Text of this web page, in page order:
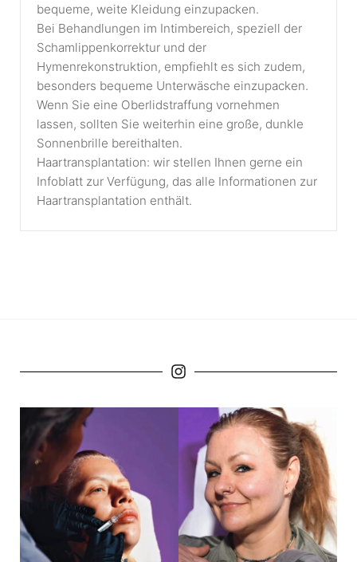
bequeme, weite Kleidung einzupacken.
Bei Behandlungen im Intimbereich, speziell der
Schamlippenkorrektur und der
Hymenrekonstruktion, empfiehlt es sich zudem,
besonders bequeme Unterwäsche einzupacken.
Wenn Sie eine Oberlidstraffung vornehmen
lassen, sollten Sie weiterhin eine große, dunkle
Sonnenbrille bereithalten.
Haartransplantation: wir stellen Ihnen gerne ein
Infoblatt zur Verfügung, das alle Informationen zur
Haartransplantation enthält.